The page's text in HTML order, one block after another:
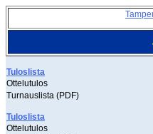
Tuloslista
Ottelutulos
Turnauslista (PDF)
Tuloslista
Ottelutulos